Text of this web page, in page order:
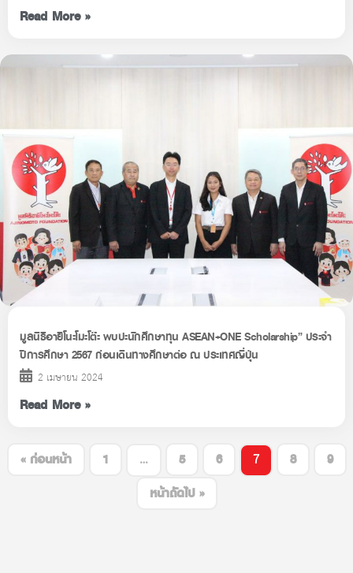
Read More »
มูลนิธิอายิโนะโมะโต๊ะ พบปะนักศึกษาทุน ASEAN+ONE Scholarship” ประจำ
ปีการศึกษา 2567 ก่อนเดินทางศึกษาต่อ ณ ประเทศญี่ปุ่น
2 เมษายน 2024
Read More »
« ก่อนหน้า 1 … 5 6 7 8
9
หน้าถัดไป »